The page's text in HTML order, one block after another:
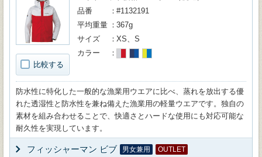
比較する
品番
#1132191
平均重量
367g
サイズ
XS、S
カラー
防水性に特化した一般的な漁業用ウエアに比べ、蒸れを放出する優
れた透湿性と防水性を兼ね備えた漁業用の軽量ウエアです。独自の
素材を組み合わせることで、快適さとハードな使用にも対応可能な
耐久性を実現しています。
フィッシャーマン ビブ 男女兼用 OUTLET